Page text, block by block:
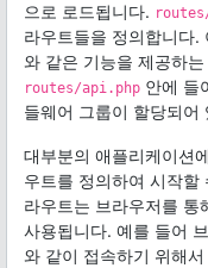
으로 로드됩니다.
라우트들을 정의합니다.
와 같은 기능을 제공하는
routes/api.php 안에 들
들웨어 그룹이 할당되어
대부분의 애플리케이션
우트를 정의하여 시작할
라우트는 브라우저를 통
사용됩니다. 예를 들어
와 같이 접속하기 위해